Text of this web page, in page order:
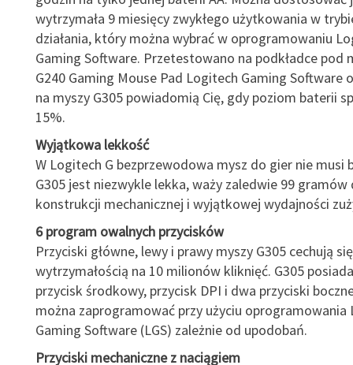
wytrzymała 9 miesięcy zwykłego użytkowania w
działania, który można wybrać w oprogramowaniu
Gaming Software. Przetestowano na podkładce pod
G240 Gaming Mouse Pad Logitech Gaming Software
na myszy G305 powiadomią Cię, gdy poziom baterii
15%.
Wyjątkowa lekkość
W Logitech G bezprzewodowa mysz do gier nie musi
G305 jest niezwykle lekka, waży zaledwie 99
konstrukcji mechanicznej i wyjątkowej wydajności
6 program owalnych przycisków
Przyciski główne, lewy i prawy myszy G305 cechują się
wytrzymałością na 10 milionów kliknięć. G305
przycisk środkowy, przycisk DPI i dwa przyciski
można zaprogramować przy użyciu oprogramowania
Gaming Software (LGS) zależnie od upodobań.
Przyciski mechaniczne z naciągiem